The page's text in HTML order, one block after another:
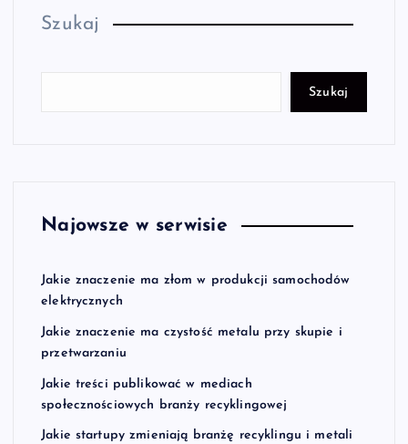
Szukaj
Szukaj
Najowsze w serwisie
Jakie znaczenie ma złom w produkcji samochodów
elektrycznych
Jakie znaczenie ma czystość metalu przy skupie i
przetwarzaniu
Jakie treści publikować w mediach
społecznościowych branży recyklingowej
Jakie startupy zmieniają branżę recyklingu i metali